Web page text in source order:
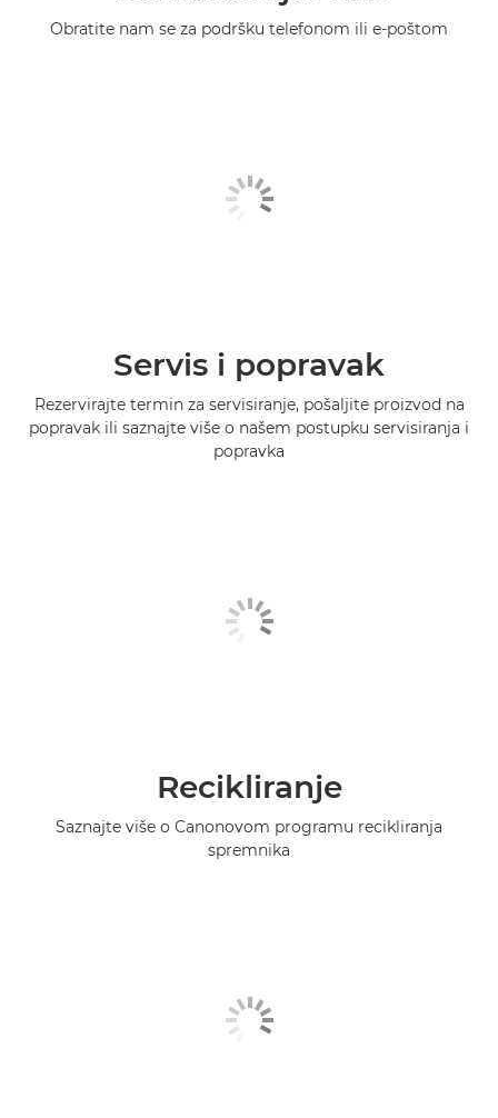
Obratite nam se za podršku telefonom ili e-poštom
Servis i popravak
Rezervirajte termin za servisiranje, pošaljite proizvod na
popravak ili saznajte više o našem postupku servisiranja i
popravka
Recikliranje
Saznajte više o Canonovom programu recikliranja
spremnika